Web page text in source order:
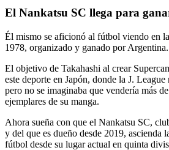
El Nankatsu SC llega para
Él mismo se aficionó al fútbol viendo en
1978, organizado y ganado por Argentina.
El objetivo de Takahashi al crear
este deporte en Japón, donde la J. League
pero no se imaginaba que vendería más
ejemplares de su manga.
Ahora sueña con que el Nankatsu SC,
y del que es dueño desde 2019, ascienda
fútbol desde su lugar actual en quinta